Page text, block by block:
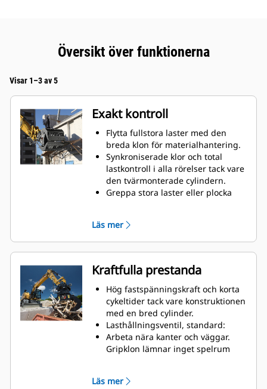
Översikt över funktionerna
Visar 1–3 av 5
Exakt kontroll
Flytta fullstora laster med den
breda klon för materialhantering.
Synkroniserade klor och total
lastkontroll i alla rörelser tack vare
den tvärmonterade cylindern.
Greppa stora laster eller plocka
vid kontakt mellan kanter.
Filtrera ut smuts och skräp via
skelettklor och perforerade klor,
som dessutom ger föraren bättre
översikt över lasten.
Snabb materialsortering gör det
smidigare att sortera direkt på
arbetsplatsen och innebär också
lägre tippavgifter.
Jämna rörelser tack vare dämpade
cylindrar.
under transporter.
Läs mer
Kraftfulla prestanda
Hög fastspänningskraft och korta
cykeltider tack vare konstruktionen
med en bred cylinder.
Lasthållningsventil, standard:
Arbeta nära kanter och väggar.
Gripklon lämnar inget spelrum
enkelt kommer åt hörnen i
Läs mer